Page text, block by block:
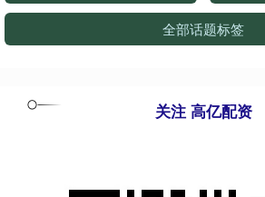
全部话题标签
关注 高亿配资